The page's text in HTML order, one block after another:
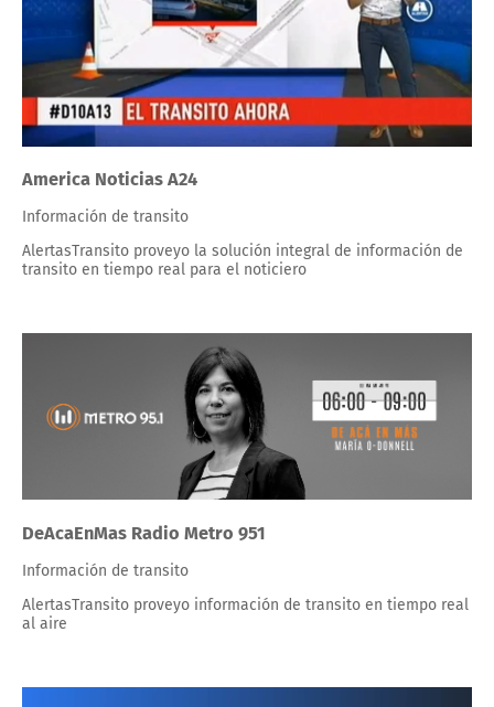
America Noticias A24
Información de transito
AlertasTransito proveyo la solución integral de información de
transito en tiempo real para el noticiero
DeAcaEnMas Radio Metro 951
Información de transito
AlertasTransito proveyo información de transito en tiempo real
al aire